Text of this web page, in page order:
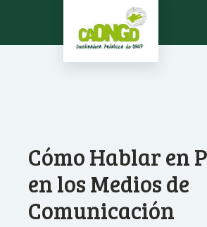
Cómo Hablar en
en los Medios de
Comunicación